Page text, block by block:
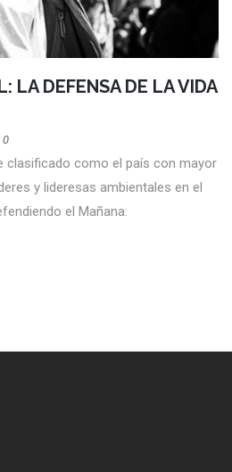
LA DEFENSA DE LA VIDA
0
clasificado como el país con mayor
y lideresas ambientales en el
el Mañana: